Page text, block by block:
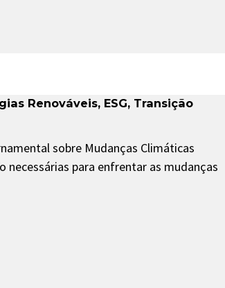
Renováveis, ESG, Transição
sobre Mudanças Climáticas
necessárias para enfrentar as mudanças